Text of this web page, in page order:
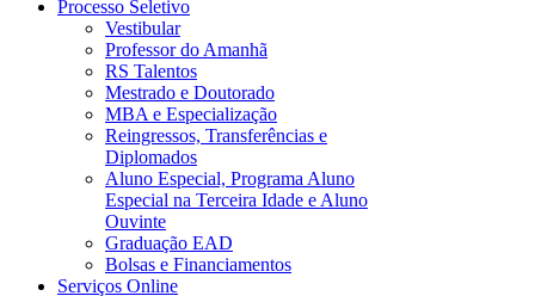
Processo Seletivo
Vestibular
Professor do Amanhã
RS Talentos
Mestrado e Doutorado
MBA e Especialização
Reingressos, Transferências e
Diplomados
Aluno Especial, Programa Aluno
Especial na Terceira Idade e Aluno
Ouvinte
Graduação EAD
Bolsas e Financiamentos
Serviços Online